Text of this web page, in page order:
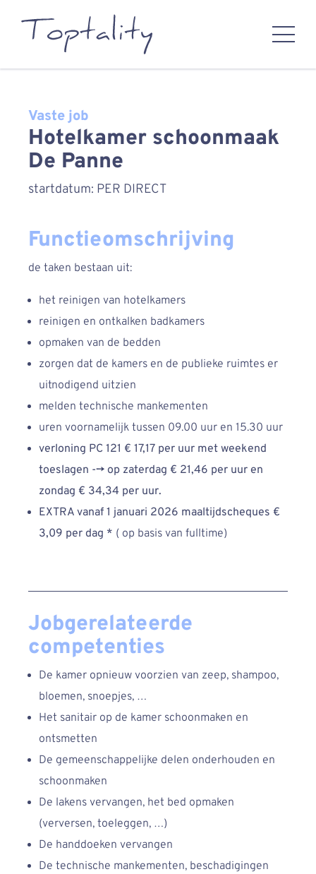
Hotelkamer schoonmaak
De Panne
Vaste job
startdatum: PER DIRECT
Functieomschrijving
de taken bestaan uit:
het reinigen van hotelkamers
reinigen en ontkalken badkamers
opmaken van de bedden
zorgen dat de kamers en de publieke ruimtes er
uitnodigend uitzien
melden technische mankementen
uren voornamelijk tussen 09.00 uur en 15.30 uur
verloning PC 121 € 17,17 per uur met weekend
toeslagen --> op zaterdag € 21,46 per uur en
zondag € 34,34 per uur.
EXTRA vanaf 1 januari 2026 maaltijdscheques €
3,09 per dag * ( op basis van fulltime)
Jobgerelateerde
competenties
De kamer opnieuw voorzien van zeep, shampoo,
bloemen, snoepjes, …
Het sanitair op de kamer schoonmaken en
ontsmetten
De gemeenschappelijke delen onderhouden en
schoonmaken
De lakens vervangen, het bed opmaken
(verversen, toeleggen, …)
De handdoeken vervangen
De technische mankementen, beschadigingen